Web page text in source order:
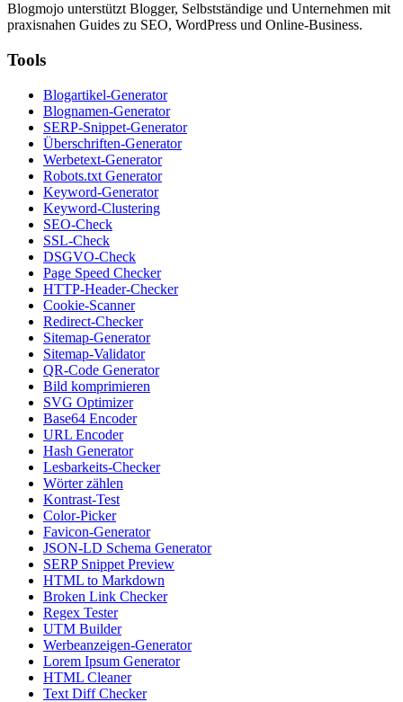
Blogmojo unterstützt Blogger, Selbstständige und Unternehmen mit
praxisnahen Guides zu SEO, WordPress und Online-Business.
Tools
Blogartikel-Generator
Blognamen-Generator
SERP-Snippet-Generator
Überschriften-Generator
Werbetext-Generator
Robots.txt Generator
Keyword-Generator
Keyword-Clustering
SEO-Check
SSL-Check
DSGVO-Check
Page Speed Checker
HTTP-Header-Checker
Cookie-Scanner
Redirect-Checker
Sitemap-Generator
Sitemap-Validator
QR-Code Generator
Bild komprimieren
SVG Optimizer
Base64 Encoder
URL Encoder
Hash Generator
Lesbarkeits-Checker
Wörter zählen
Kontrast-Test
Color-Picker
Favicon-Generator
JSON-LD Schema Generator
SERP Snippet Preview
HTML to Markdown
Broken Link Checker
Regex Tester
UTM Builder
Werbeanzeigen-Generator
Lorem Ipsum Generator
HTML Cleaner
Text Diff Checker